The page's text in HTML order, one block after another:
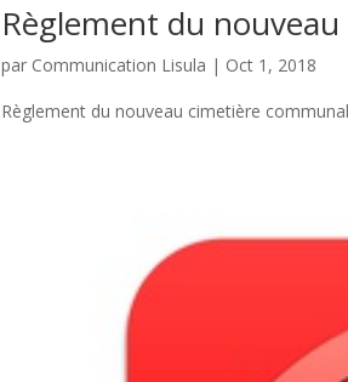
Règlement du
par Communication Lisula | Oct 1, 2018
Règlement du nouveau cimetière